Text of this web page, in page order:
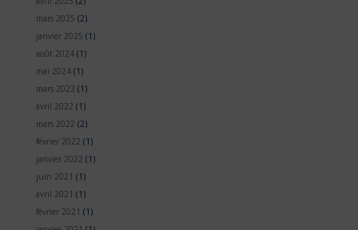
mars 2025 (2)
janvier 2025 (1)
août 2024(1)
mai 2024(1)
mars 2023 (1)
avril 2022 (1)
mars 2022 (2)
février 2022 (1)
janvier 2022 (1)
juin 2021 (1)
avril 2021 (1)
février 2021 (1)